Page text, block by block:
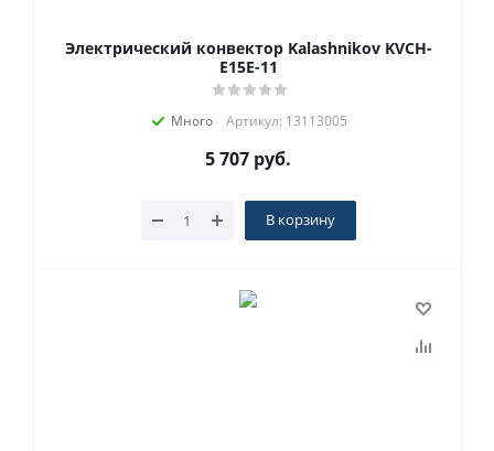
Электрический конвектор Kalashnikov KVCH-
E15E-11
Много Артикул: 13113005
5 707 руб.
В корзину